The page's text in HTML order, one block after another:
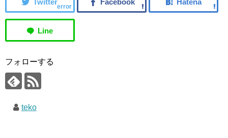
error
フォローする
teko